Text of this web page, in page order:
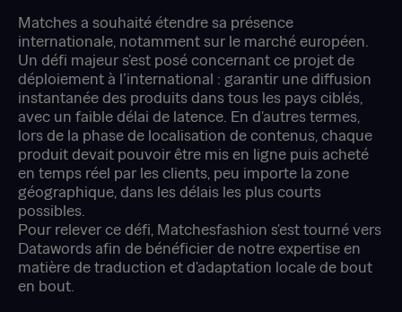
Matches a souhaité étendre sa présence
internationale, notamment sur le marché européen.
Un défi majeur s'est posé concernant ce projet de
déploiement à l’international : garantir une diffusion
instantanée des produits dans tous les pays ciblés,
avec un faible délai de latence. En d'autres termes,
lors de la phase de localisation de contenus, chaque
produit devait pouvoir être mis en ligne puis acheté
en temps réel par les clients, peu importe la zone
géographique, dans les délais les plus courts
possibles.
Pour relever ce défi, Matchesfashion s'est tourné vers
Datawords afin de bénéficier de notre expertise en
matière de traduction et d'adaptation locale de bout
en bout.